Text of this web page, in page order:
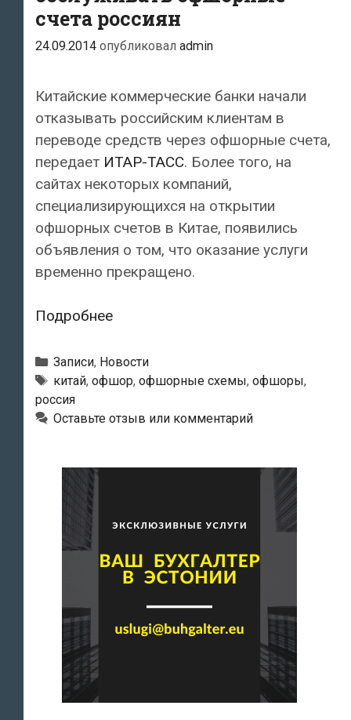
счета россиян
24.09.2014 опубликовал admin
Китайские коммерческие банки начали
отказывать российским клиентам в
переводе средств через офшорные счета,
передает ИТАР-ТАСС. Более того, на
сайтах некоторых компаний,
специализирующихся на открытии
офшорных счетов в Китае, появились
объявления о том, что оказание услуги
временно прекращено.
ПодробнееКитайские
не
хотят
офшорные
россиян
Рубрики
Записи, Новости
Метки
китай, офшор, офшорные схемы, офшоры,
россия
Оставьте отзыв или комментарий